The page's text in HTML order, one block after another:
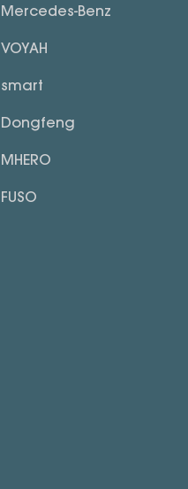
Mercedes-Benz
VOYAH
smart
Dongfeng
MHERO
FUSO